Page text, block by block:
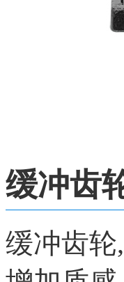
缓冲齿
缓冲齿